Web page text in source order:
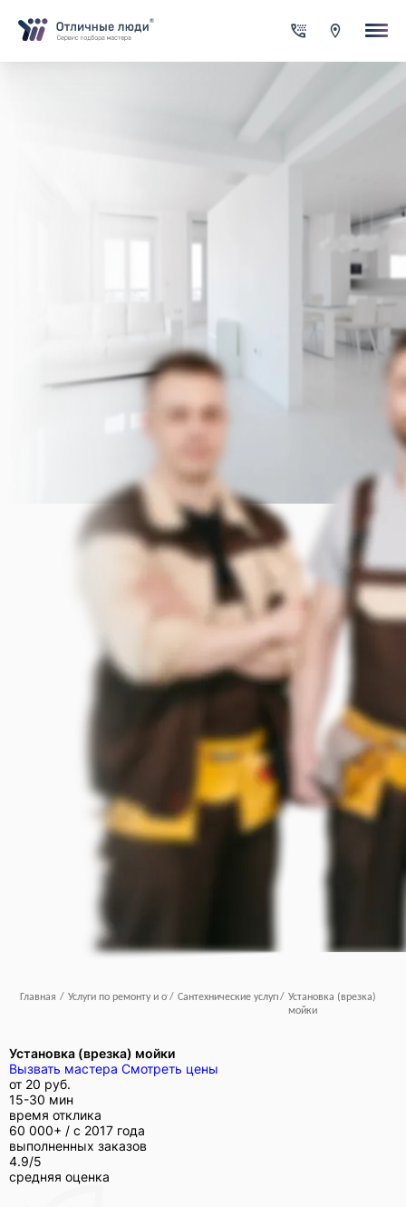
Главная / Услуги по ремонту и отделке
/ Сантехнические услуги/ Установка (врезка)
мойки
Установка (врезка) мойки
Вызвать мастера Смотреть цены
от 20 руб.
15-30 мин
время отклика
60 000+ / с 2017 года
выполненных заказов
4.9/5
средняя оценка
За каждый оформленный заказ вы получаете Cash-back на
счет
Опишите задачу
Прикрепить фото (до 5 шт.)
(Подсказка: фото помогут мастеру
точнее оценить задачу)
Заказать
обработки данных